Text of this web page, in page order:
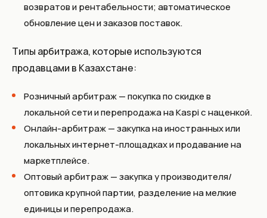
возвратов и рентабельности; автоматическое
обновление цен и заказов поставок.
Типы арбитража, которые используются
продавцами в Казахстане:
Розничный арбитраж— покупка по скидке в
локальной сети и перепродажа на Kaspi с наценкой.
Онлайн-арбитраж— закупка на иностранных или
локальных интернет-площадках и продавание на
маркетплейсе.
Оптовый арбитраж— закупка у производителя/
оптовика крупной партии, разделение на мелкие
единицы и перепродажа.